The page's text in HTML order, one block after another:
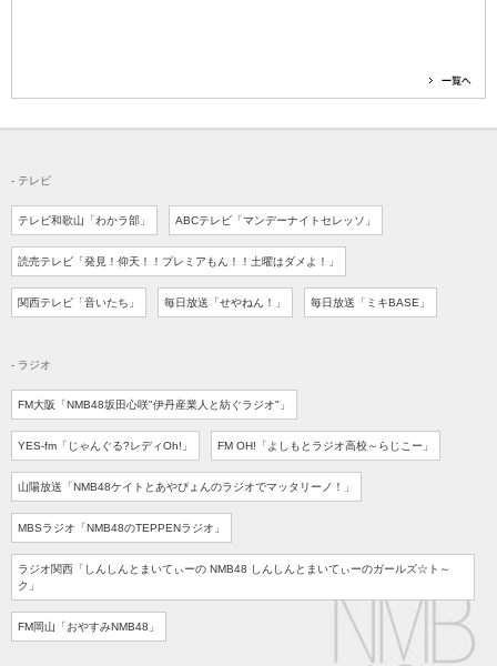
- テレビ
テレビ和歌山「わかラ部」 ABCテレビ「マンデーナイトセレッソ」
読売テレビ 「発見！仰天！！プレミアもん！！ 土曜はダメよ！」
関西テレビ 「音いたち」 毎日放送 「せやねん！」 毎日放送 「ミキBASE」
- ラジオ
FM大阪「NMB48坂田心咲"伊丹産業人と紡ぐラジオ"」
YES-fm 「じゃんぐる?レディOh!」 FM OH! 「よしもとラジオ高校～らじこー」
山陽放送 「NMB48ケイトとあやぴょんのラジオでマッタリーノ！」
MBSラジオ 「NMB48のTEPPENラジオ」
ラジオ関西 「しんしんとまいてぃーの NMB48 しんしんとまいてぃーのガールズ☆ト～
ク」
FM岡山 「おやすみNMB48」